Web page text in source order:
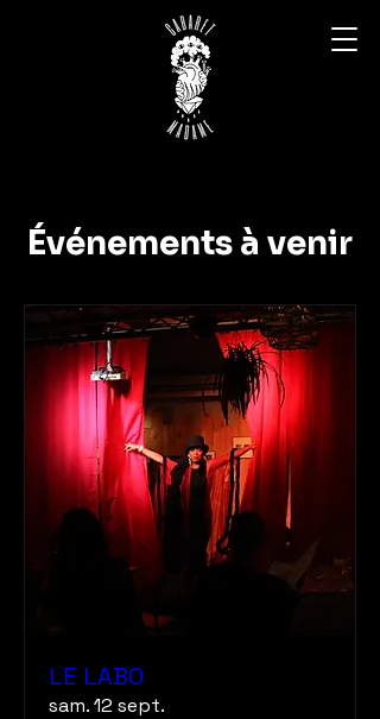
Événements à venir
LE LABO
sam. 12 sept.